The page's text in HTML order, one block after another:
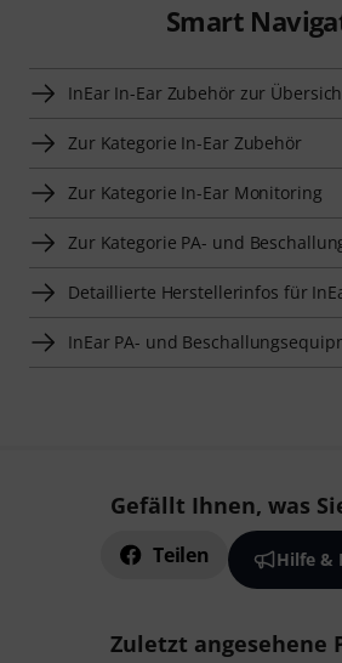
Smart
InEar In-Ear Zubehör zur
Zur Kategorie In-Ear Zubehör
Zur Kategorie In-Ear Monitoring
Zur Kategorie PA- und
Detaillierte Herstellerinfos für
InEar PA- und
Gefällt Ihnen, was
Teilen Hilfe &
Zuletzt angesehene